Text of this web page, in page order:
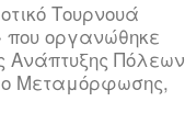
Τουρνουά
που οργανώθηκε
Ανάπτυξης Πόλεων
Μεταμόρφωσης,